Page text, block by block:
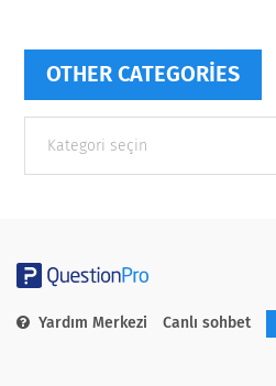
OTHER CATEGORIES
categories
Yardım Merkezi Canlı sohbet